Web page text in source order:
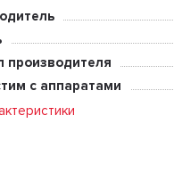
производителя
с аппаратами